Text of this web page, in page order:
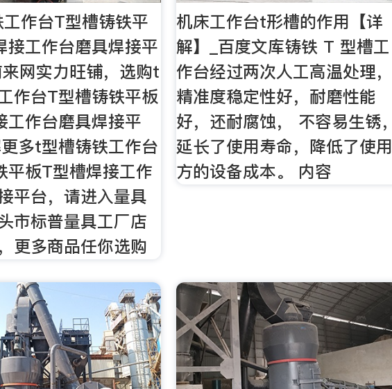
作台T型槽铸铁平
接工作台磨具焊接平
网实力旺铺，选购t
作台T型槽铸铁平板
工作台磨具焊接平
多t型槽铸铁工作台
平板T型槽焊接工作
平台，请进入量具
市标普量具工厂店
更多商品任你选购
机床工作台t形槽的作用【详
解】_百度文库铸铁 T 型槽工
作台经过两次人工高温处理，
精准度稳定性好，耐磨性能
好，还耐腐蚀， 不容易生锈，
延长了使用寿命，降低了使用
方的设备成本。 内容